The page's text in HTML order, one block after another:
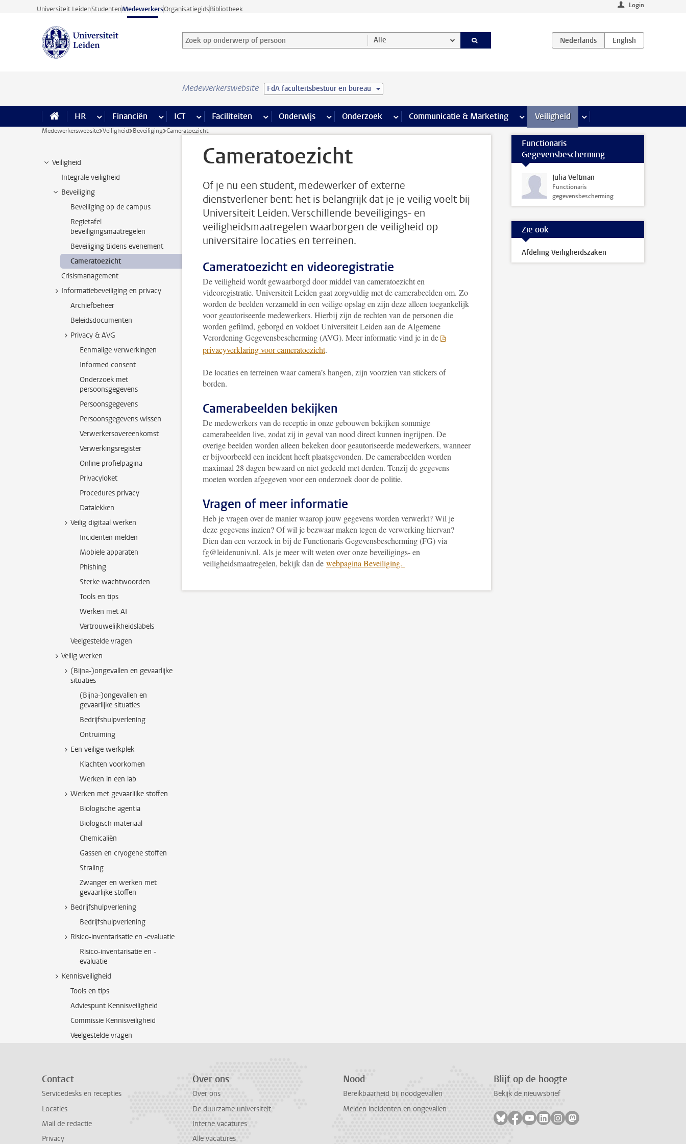
Ga direct naar de inhoud
Universiteit LeidenStudentenMedewerkersOrganisatiegidsBibliotheek Login
Zoek op onderwerp of persoon en selecteer categorie
Zoekterm Alle
Medewerkerswebsite FdA faculteitsbestuur en bureau
HR meer HR pagina’s
Financiën meer Financiën pagina’s
ICT meer ICT pagina’s
Faciliteiten meer Faciliteiten pagina’s
Onderwijs meer Onderwijs pagina’s
Onderzoek meer Onderzoek pagina’s
Communicatie & Marketing meer Communicatie & Marketing pagina’s
Veiligheid meer Veiligheid pagina’s
Medewerkerswebsite Veiligheid Beveiliging Cameratoezicht
Veiligheid
Integrale veiligheid
Beveiliging
Beveiliging op de campus
Regietafel
beveiligingsmaatregelen
Beveiliging tijdens evenement
Cameratoezicht
Crisismanagement
Informatiebeveiliging en privacy
Archiefbeheer
Beleidsdocumenten
Privacy & AVG
Eenmalige verwerkingen
Informed consent
Onderzoek met
persoonsgegevens
Persoonsgegevens
Persoonsgegevens wissen
Verwerkersovereenkomst
Verwerkingsregister
Online profielpagina
Privacyloket
Procedures privacy
Datalekken
Veilig digitaal werken
Incidenten melden
Mobiele apparaten
Phishing
Sterke wachtwoorden
Tools en tips
Werken met AI
Vertrouwelijkheidslabels
Veelgestelde vragen
Veilig werken
(Bijna-)ongevallen en gevaarlijke
situaties
(Bijna-)ongevallen en
gevaarlijke situaties
Bedrijfshulpverlening
Ontruiming
Een veilige werkplek
Klachten voorkomen
Werken in een lab
Werken met gevaarlijke stoffen
Biologische agentia
Biologisch materiaal
Chemicaliën
Gassen en cryogene stoffen
Straling
Zwanger en werken met
gevaarlijke stoffen
Bedrijfshulpverlening
Bedrijfshulpverlening
Risico-inventarisatie en -evaluatie
Risico-inventarisatie en -
evaluatie
Kennisveiligheid
Tools en tips
Adviespunt Kennisveiligheid
Commissie Kennisveiligheid
Veelgestelde vragen
Cameratoezicht
Of je nu een student, medewerker of externe
dienstverlener bent: het is belangrijk dat je je veilig voelt bij
Universiteit Leiden. Verschillende beveiligings- en
veiligheidsmaatregelen waarborgen de veiligheid op
universitaire locaties en terreinen.
Cameratoezicht en videoregistratie
De veiligheid wordt gewaarborgd door middel van cameratoezicht en
videoregistratie. Universiteit Leiden gaat zorgvuldig met de camerabeelden om. Zo
worden de beelden verzameld in een veilige opslag en zijn deze alleen toegankelijk
voor geautoriseerde medewerkers. Hierbij zijn de rechten van de personen die
worden gefilmd, geborgd en voldoet Universiteit Leiden aan de Algemene
Verordening Gegevensbescherming (AVG). Meer informatie vind je in de
privacyverklaring voor cameratoezicht.
De locaties en terreinen waar camera’s hangen, zijn voorzien van stickers of
borden.
Camerabeelden bekijken
De medewerkers van de receptie in onze gebouwen bekijken sommige
camerabeelden live, zodat zij in geval van nood direct kunnen ingrijpen. De
overige beelden worden alleen bekeken door geautoriseerde medewerkers, wanneer
er bijvoorbeeld een incident heeft plaatsgevonden. De camerabeelden worden
maximaal 28 dagen bewaard en niet gedeeld met derden. Tenzij de gegevens
moeten worden afgegeven voor een onderzoek door de politie.
Vragen of meer informatie
Heb je vragen over de manier waarop jouw gegevens worden verwerkt? Wil je
deze gegevens inzien? Of wil je bezwaar maken tegen de verwerking hiervan?
Dien dan een verzoek in bij de Functionaris Gegevensbescherming (FG) via
fg@leidenuniv.nl. Als je meer wilt weten over onze beveiligings- en
veiligheidsmaatregelen, bekijk dan de webpagina Beveiliging.
Functionaris
Gegevensbescherming
Julia Veltman
Functionaris
gegevensbescherming
Zie ook
Afdeling Veiligheidszaken
Contact
Servicedesks en recepties
Locaties
Mail de redactie
Privacy
Over ons
Over ons
De duurzame universiteit
Interne vacatures
Alle vacatures
Nood
Bereikbaarheid bij noodgevallen
Melden incidenten en ongevallen
Blijf op de hoogte
Bekijk de nieuwsbrief
Volg ons op bluesky
Volg ons op facebook
Volg ons op youtube
Volg ons op linkedin
Volg ons op instagram
Volg ons op mastodon